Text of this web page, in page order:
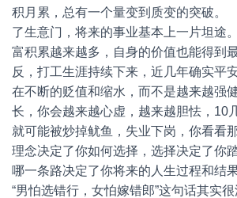
积月累，总有一个量变到质变的突破
了生意门，将来的事业基本上一片坦途
富积累越来越多，自身的价值也能得
反，打工生涯持续下来，近几年确实平
在不断的贬值和缩水，而不是越来越强
长，你会越来越心虚，越来越胆怯，10
就可能被炒掉鱿鱼，失业下岗，你看
理念决定了你如何选择，选择决定了你
哪一条路决定了你将来的人生过程和
“男怕选错行，女怕嫁错郎”这句话其实